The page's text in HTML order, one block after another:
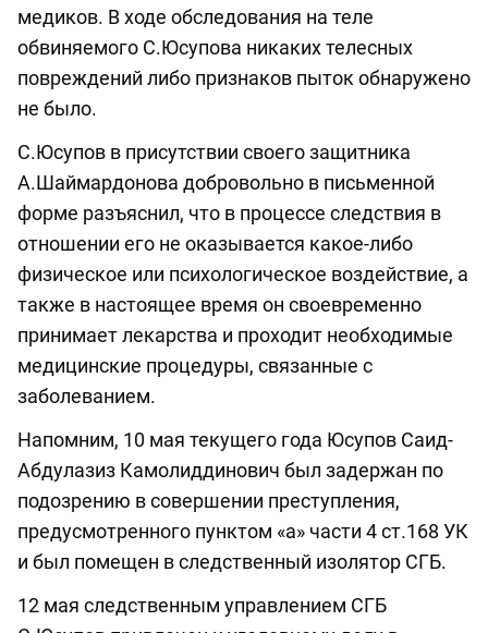
медиков. В ходе обследования на теле
обвиняемого С.Юсупова никаких телесных
повреждений либо признаков пыток обнаружено
не было.
С.Юсупов в присутствии своего защитника
А.Шаймардонова добровольно в письменной
форме разъяснил, что в процессе следствия в
отношении его не оказывается какое-либо
физическое или психологическое воздействие, а
также в настоящее время он своевременно
принимает лекарства и проходит необходимые
медицинские процедуры, связанные с
заболеванием.
Напомним, 10 мая текущего года Юсупов Саид-
Абдулазиз Камолиддинович был задержан по
подозрению в совершении преступления,
предусмотренного пунктом «а» части 4 ст.168 УК
и был помещен в следственный изолятор СГБ.
12 мая следственным управлением СГБ